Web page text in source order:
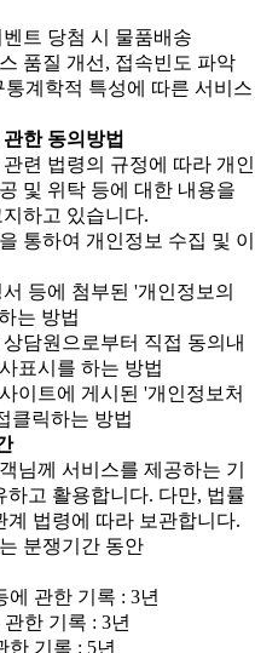
트 당첨 시 물품배송
품질 개선, 접속빈도 파악
계학적 특성에 따른 서비스
한 동의방법
련 법령의 규정에 따라 개인
및 위탁 등에 대한 내용을
하고 있습니다.
통하여 개인정보 수집 및 이
등에 첨부된 '개인정보의
는 방법
담원으로부터 직접 동의내
표시를 하는 방법
이트에 게시된 '개인정보처
클릭하는 방법
님께 서비스를 제공하는 기
고 활용합니다. 다만, 법률
법령에 따라 보관합니다.
분쟁기간 동안
에 관한 기록 : 3년
한 기록 : 3년
한 기록 : 5년